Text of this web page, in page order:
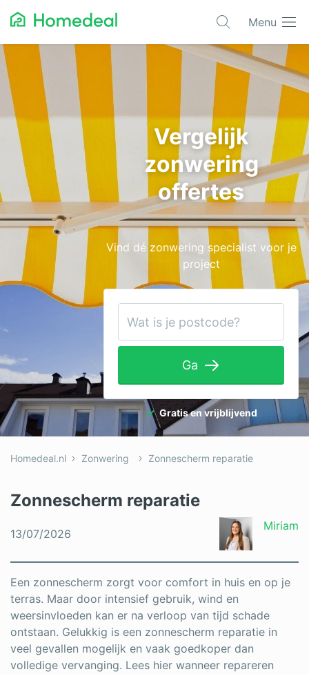
Menu
Populaire projecten
Asbest verwijderen
Dakbedekking
Dakkapel
Glas
Isolatie
Kozijnen
Laadpalen
Schilderwerk
Warmtepomp
Wellness
Zonnepanelen
Overige projecten
Vergelijk
zonwering
offertes
Vind dé zonwering specialist voor je
project
Ga
Gratis en vrijblijvend
Homedeal.nl Zonwering Zonnescherm reparatie
Zonnescherm reparatie
13/07/2026
Miriam
Een zonnescherm zorgt voor comfort in huis en op je
terras. Maar door intensief gebruik, wind en
weersinvloeden kan er na verloop van tijd schade
ontstaan. Gelukkig is een zonnescherm reparatie in
veel gevallen mogelijk en vaak goedkoper dan
volledige vervanging. Lees hier wanneer repareren